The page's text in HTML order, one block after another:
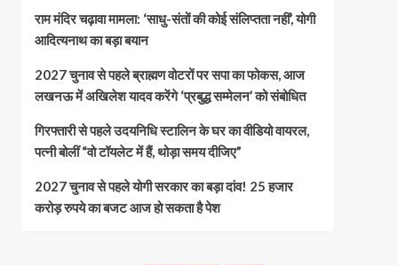
राम मंदिर चढ़ावा मामला: ‘साधु-संतों की कोई संलिप्तता नहीं’, योगी
आदित्यनाथ का बड़ा बयान
2027 चुनाव से पहले ब्राह्मण वोटरों पर सपा का फोकस, आज
लखनऊ में अखिलेश यादव करेंगे ‘प्रबुद्ध सम्मेलन’ को संबोधित
गिरफ्तारी से पहले उदयनिधि स्टालिन के घर का वीडियो वायरल,
पत्नी बोलीं “वो टॉयलेट में हैं, थोड़ा समय दीजिए”
2027 चुनाव से पहले योगी सरकार का बड़ा दांव! 25 हजार
करोड़ रुपये का बजट आज हो सकता है पेश